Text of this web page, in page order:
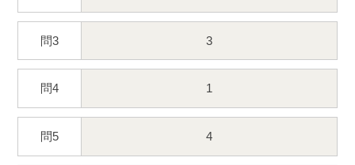
問3 3
問4 1
問5 4